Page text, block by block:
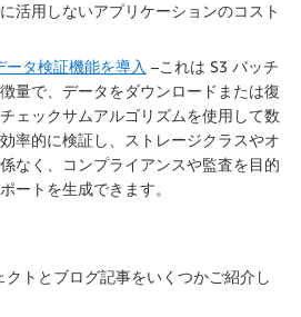
活用しないアプリケーションのコスト
タ検証機能を導入 –これは S3 バッチ
量で、データをダウンロードまたは復
ェックサムアルゴリズムを使用して数
率的に検証し、ストレージクラスやオ
なく、コンプライアンスや監査を目的
ートを生成できます。
トとブログ記事をいくつかご紹介し